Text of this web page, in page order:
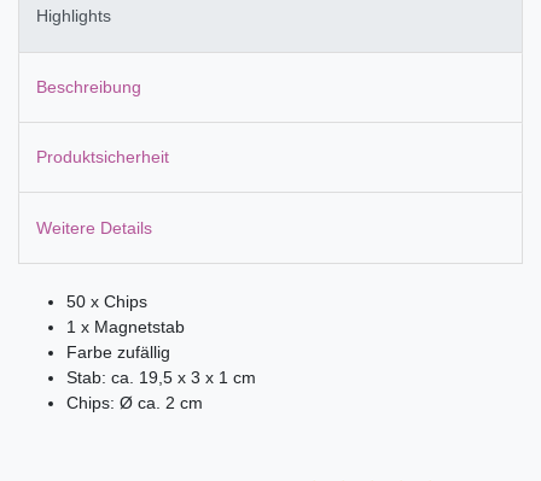
Highlights
Beschreibung
Produktsicherheit
Weitere Details
50 x Chips
1 x Magnetstab
Farbe zufällig
Stab: ca. 19,5 x 3 x 1 cm
Chips: Ø ca. 2 cm